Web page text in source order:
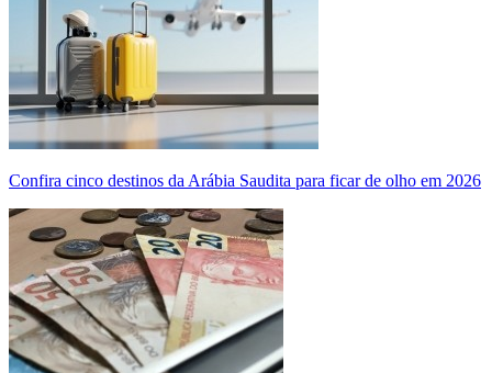
Confira cinco destinos da Arábia Saudita para ficar de olho em 2026